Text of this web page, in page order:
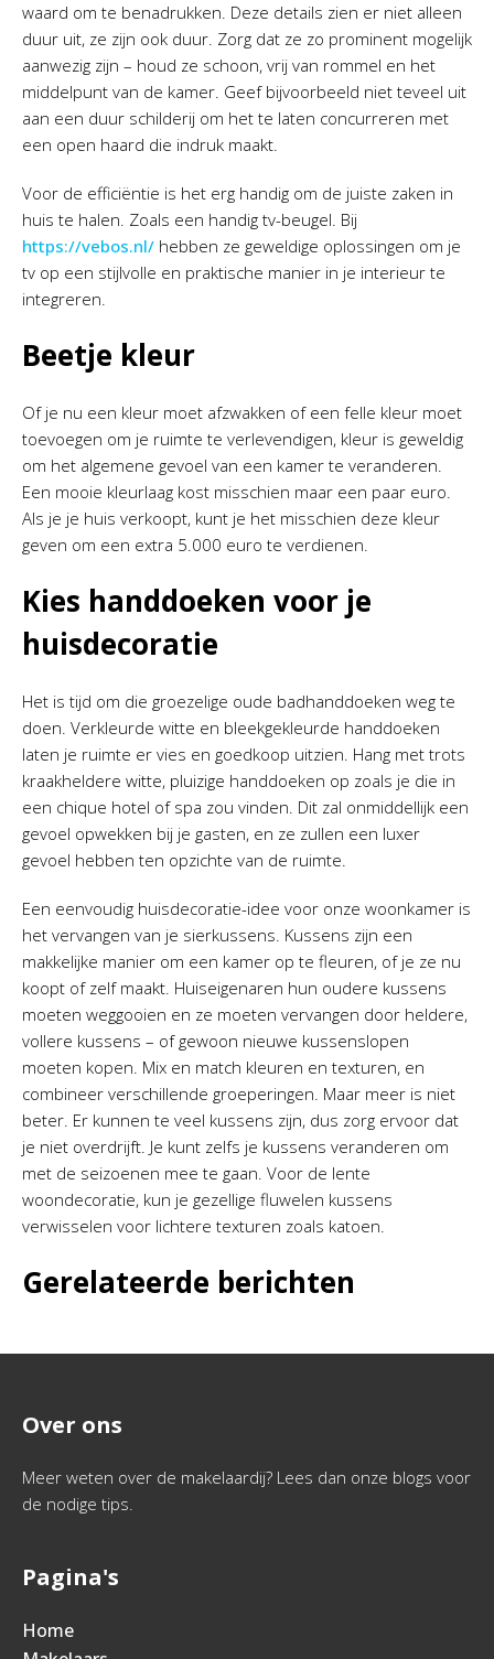
waard om te benadrukken. Deze details zien er niet alleen
duur uit, ze zijn ook duur. Zorg dat ze zo prominent mogelijk
aanwezig zijn – houd ze schoon, vrij van rommel en het
middelpunt van de kamer. Geef bijvoorbeeld niet teveel uit
aan een duur schilderij om het te laten concurreren met
een open haard die indruk maakt.
Voor de efficiëntie is het erg handig om de juiste zaken in
huis te halen. Zoals een handig tv-beugel. Bij
https://vebos.nl/ hebben ze geweldige oplossingen om je
tv op een stijlvolle en praktische manier in je interieur te
integreren.
Beetje kleur
Of je nu een kleur moet afzwakken of een felle kleur moet
toevoegen om je ruimte te verlevendigen, kleur is geweldig
om het algemene gevoel van een kamer te veranderen.
Een mooie kleurlaag kost misschien maar een paar euro.
Als je je huis verkoopt, kunt je het misschien deze kleur
geven om een extra 5.000 euro te verdienen.
Kies handdoeken voor je
huisdecoratie
Het is tijd om die groezelige oude badhanddoeken weg te
doen. Verkleurde witte en bleekgekleurde handdoeken
laten je ruimte er vies en goedkoop uitzien. Hang met trots
kraakheldere witte, pluizige handdoeken op zoals je die in
een chique hotel of spa zou vinden. Dit zal onmiddellijk een
gevoel opwekken bij je gasten, en ze zullen een luxer
gevoel hebben ten opzichte van de ruimte.
Een eenvoudig huisdecoratie-idee voor onze woonkamer is
het vervangen van je sierkussens. Kussens zijn een
makkelijke manier om een kamer op te fleuren, of je ze nu
koopt of zelf maakt. Huiseigenaren hun oudere kussens
moeten weggooien en ze moeten vervangen door heldere,
vollere kussens – of gewoon nieuwe kussenslopen
moeten kopen. Mix en match kleuren en texturen, en
combineer verschillende groeperingen. Maar meer is niet
beter. Er kunnen te veel kussens zijn, dus zorg ervoor dat
je niet overdrijft. Je kunt zelfs je kussens veranderen om
met de seizoenen mee te gaan. Voor de lente
woondecoratie, kun je gezellige fluwelen kussens
verwisselen voor lichtere texturen zoals katoen.
Gerelateerde berichten
Over ons
Meer weten over de makelaardij? Lees dan onze blogs voor
de nodige tips.
Pagina's
Home